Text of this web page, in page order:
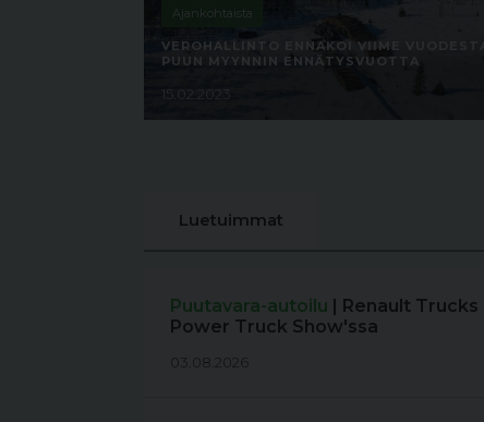
Ajankohtaista
VEROHALLINTO ENNAKOI VIIME VUODESTA
PUUN MYYNNIN ENNÄTYSVUOTTA
15.02.2023
Luetuimmat
Puutavara-autoilu | Renault
Power Truck Show'ssa
03.08.2026